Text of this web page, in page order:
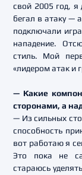
свой 2005 год, я
бегал в атаку —
подключали
нападение.
стиль. Мой
«лидером атак и
— Какие
сторонами, а
— Из сильных
способность
вот работаю я
Это пока не
стараюсь